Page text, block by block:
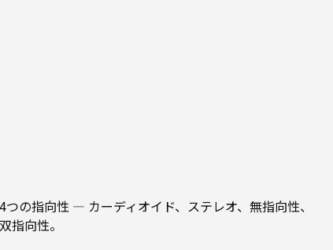
4つの指向性 ― カーディオイド、ステレオ、無指向性、
双指向性。